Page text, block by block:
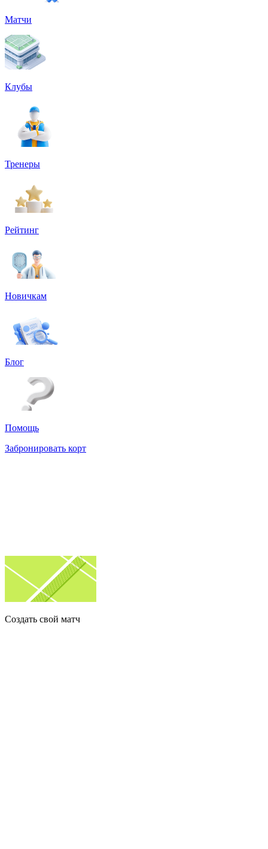
Матчи
Клубы
Тренеры
Рейтинг
Новичкам
Блог
Помощь
Забронировать корт
Создать свой матч